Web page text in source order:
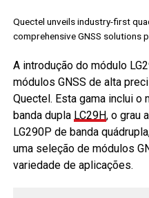
Quectel unveils industry-first
comprehensive GNSS solutions
A introdução do módulo
módulos GNSS de alta
Quectel. Esta gama inclui
banda dupla LC29H, o grau
LG290P de banda
uma seleção de módulos
variedade de aplicações.